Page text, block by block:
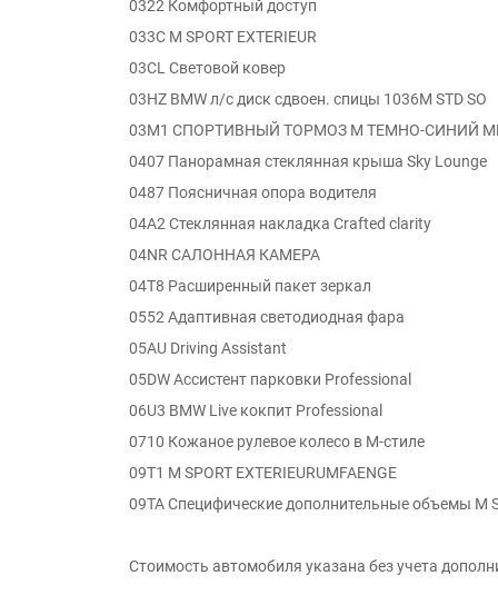
0322 Комфортный доступ
033C M SPORT EXTERIEUR
03CL Световой ковер
03HZ BMW л/с диск сдвоен. спицы 1036M STD SO
03M1 СПОРТИВНЫЙ ТОРМОЗ M ТЕМНО-СИНИЙ
0407 Панорамная стеклянная крыша Sky Lounge
0487 Поясничная опора водителя
04A2 Стеклянная накладка Crafted clarity
04NR САЛОННАЯ КАМЕРА
04T8 Расширенный пакет зеркал
0552 Адаптивная светодиодная фара
05AU Driving Assistant
05DW Ассистент парковки Professional
06U3 BMW Live кокпит Professional
0710 Кожаное рулевое колесо в M-стиле
09T1 M SPORT EXTERIEURUMFAENGE
09TA Специфические дополнительные объемы M
Стоимость автомобиля указана без учета